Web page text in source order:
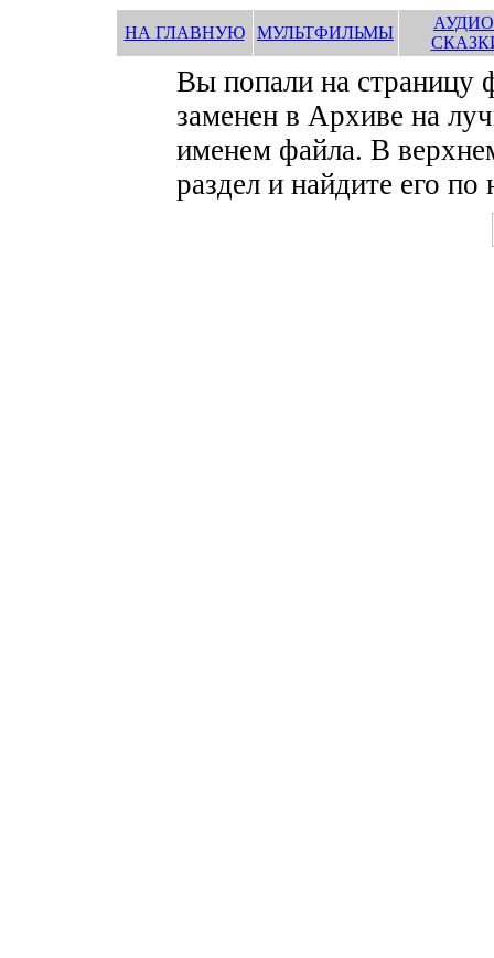
НА ГЛАВНУЮ МУЛЬТФИЛЬМЫ
Вы попали на страницу
заменен в Архиве на
именем файла. В
раздел и найдите его по